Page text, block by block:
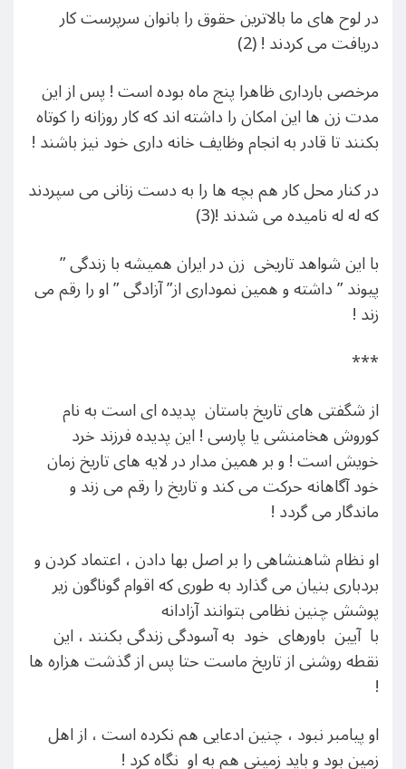
در لوح های ما بالاترین حقوق را بانوان سرپرست کار
دریافت می کردند ! (2)
مرخصی بارداری ظاهرا پنج ماه بوده است ! پس از این
مدت زن ها این امکان را داشته اند که کار روزانه را کوتاه
بکنند تا قادر به انجام وظایف خانه داری خود نیز باشند !
در کنار محل کار هم بچه ها را به دست زنانی می سپردند
که له له نامیده می شدند !(3)
با این شواهد تاریخی زن در ایران همیشه با زندگی ”
پیوند ” داشته و همین نموداری از” آزادگی ” او را رقم می
زند !
***
از شگفتی های تاریخ باستان پدیده ای است به نام
کوروش هخامنشی یا پارسی ! این پدیده فرزند خرد
خویش است ! و بر همین مدار در لایه های تاریخ زمان
خود آگاهانه حرکت می کند و تاریخ را رقم می زند و
ماندگار می گردد !
او نظام شاهنشاهی را بر اصل بها دادن ، اعتماد کردن و
بردباری بنیان می گذارد به طوری که اقوام گوناگون زیر
پوشش چنین نظامی بتوانند آزادانه
با آیین باورهای خود به آسودگی زندگی بکنند ، این
نقطه روشنی از تاریخ ماست حتا پس از گذشت هزاره ها
!
او پیامبر نبود ، چنین ادعایی هم نکرده است ، از اهل
زمین بود و باید زمینی هم به او نگاه کرد !